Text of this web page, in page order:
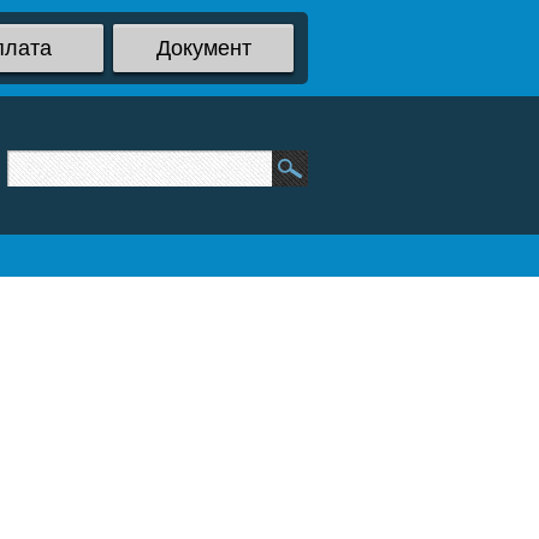
Документ